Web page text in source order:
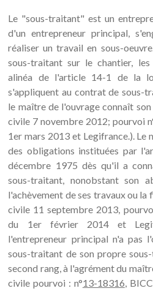
Le "sous-traitant" est un
d'un entrepreneur principal,
réaliser un travail en sous-
sous-traitant sur le chantier,
alinéa de l'article 14-1 de la
s'appliquent au contrat de sous-
le maître de l'ouvrage connaît
civile 7 novembre 2012; pourvoi
1er mars 2013 et Legifrance.). Le
des obligations instituées par
décembre 1975 dès qu'il a
sous-traitant, nonobstant son
l'achèvement de ses travaux ou
civile 11 septembre 2013,
du 1er février 2014 et
l'entrepreneur principal n'a pas
sous-traitant de son propre
second rang, à l'agrément du
civile pourvoi : n°13-18316,